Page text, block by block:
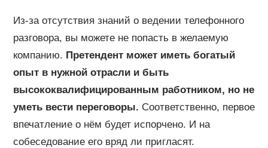
Из-за отсутствия знаний о ведении телефонного
разговора, вы можете не попасть в желаемую
компанию. Претендент может иметь богатый
опыт в нужной отрасли и быть
высококвалифицированным работником, но не
уметь вести переговоры. Соответственно, первое
впечатление о нём будет испорчено. И на
собеседование его вряд ли пригласят.